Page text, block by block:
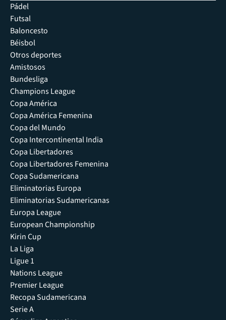
Pádel
Futsal
Baloncesto
Béisbol
Otros deportes
Amistosos
Bundesliga
Champions League
Copa América
Copa América Femenina
Copa del Mundo
Copa Intercontinental India
Copa Libertadores
Copa Libertadores Femenina
Copa Sudamericana
Eliminatorias Europa
Eliminatorias Sudamericanas
Europa League
European Championship
Kirin Cup
La Liga
Ligue 1
Nations League
Premier League
Recopa Sudamericana
Serie A